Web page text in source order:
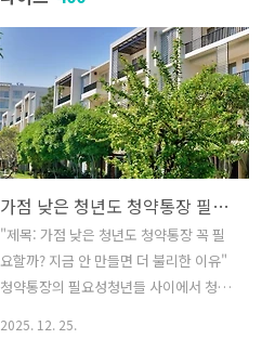
가점 낮은 청년도 청약통장 필요할까, 지금 안 만들면 더 불리한 이유
"제목: 가점 낮은 청년도 청약통장 꼭 필
요할까? 지금 안 만들면 더 불리한 이유"
청약통장의 필요성청년들 사이에서 청약
2025. 12. 25.